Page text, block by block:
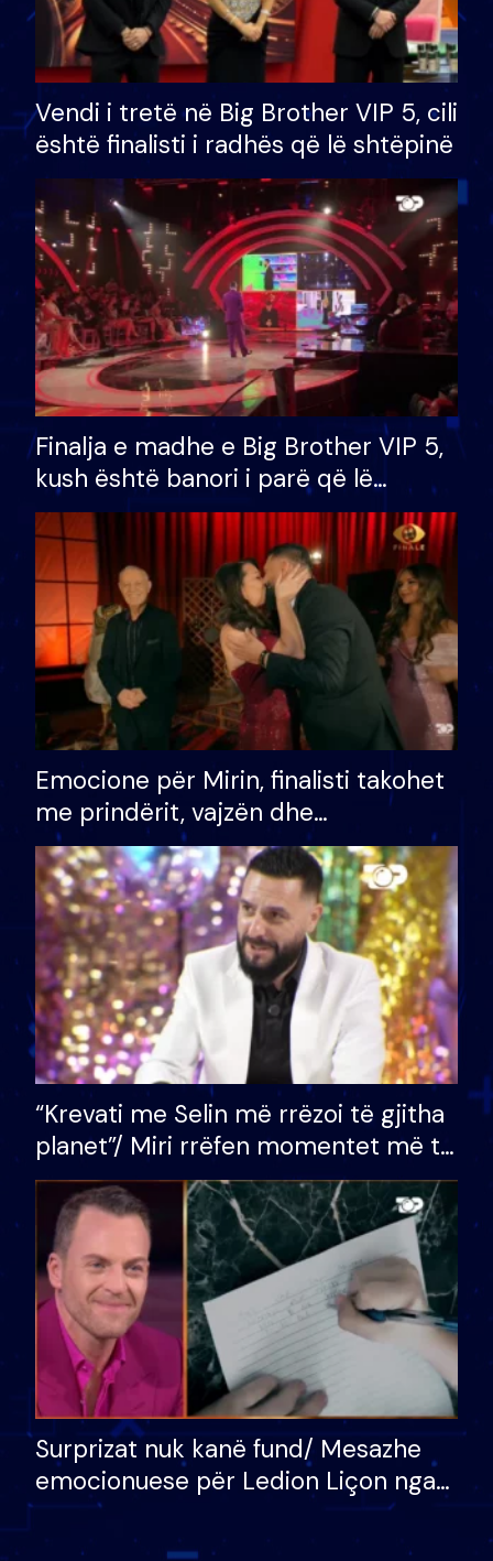
Vendi i tretë në Big Brother VIP 5, cili
është finalisti i radhës që lë shtëpinë
Finalja e madhe e Big Brother VIP 5,
kush është banori i parë që lë
shtëpinë dhe humb mundësinë për
të fituar çmimin e madh
Emocione për Mirin, finalisti takohet
me prindërit, vajzën dhe
bashkëshorten: S’kemi ndonjë letër
divorci apo jo?
“Krevati me Selin më rrëzoi të gjitha
planet”/ Miri rrëfen momentet më të
bukura në shtëpinë e BB VIP: Do më
mungojë zilja e mëngjesit kur…
Surprizat nuk kanë fund/ Mesazhe
emocionuese për Ledion Liçon nga
nëna dhe fëmijët e tij, moderatori
nuk i mban dot lotët: Nuk meritoj…